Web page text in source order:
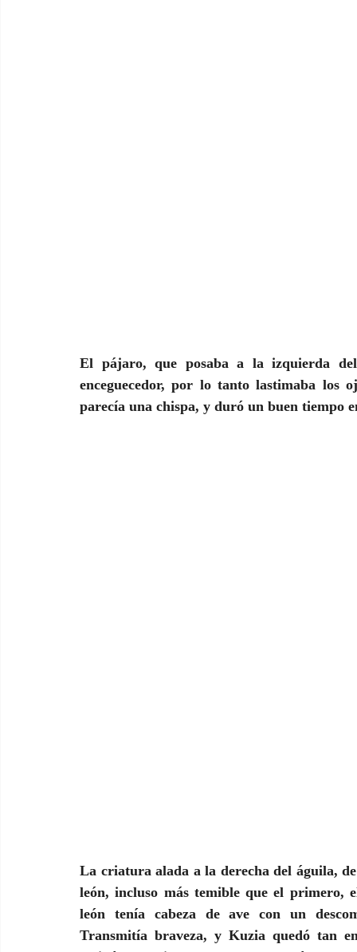
El pájaro, que posaba a la izquierda
enceguecedor, por lo tanto lastimaba
parecía una chispa, y duró un buen tiempo
La criatura alada a la derecha del águila,
león, incluso más temible que el primero,
león tenía cabeza de ave con un
Transmitía braveza, y Kuzia quedó tan